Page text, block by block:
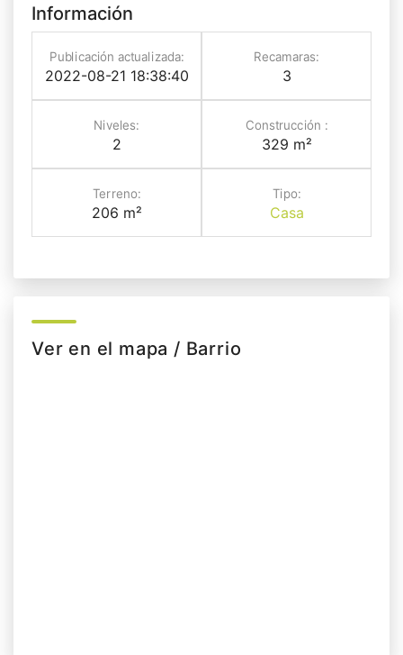
Información
Publicación actualizada:
2022-08-21 18:38:40
Recamaras:
3
Niveles:
2
Construcción :
329 m²
Terreno:
206 m²
Tipo:
Casa
Ver en el mapa / Barrio